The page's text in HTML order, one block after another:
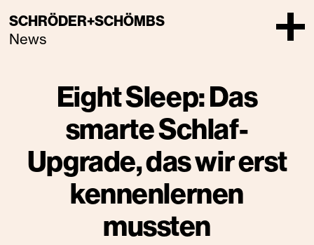
SCHRÖDER+SCHÖMBS
News
Eight Sleep: Das
smarte Schlaf-
Upgrade, das wir erst
kennenlernen
mussten